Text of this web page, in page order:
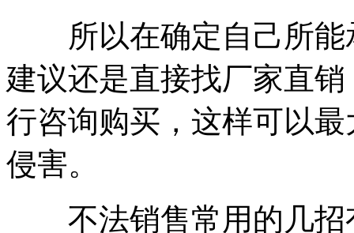
所以在确定自己所能
建议还是直接找厂家直
行咨询购买，这样可以
侵害。
不法销售常用的几招